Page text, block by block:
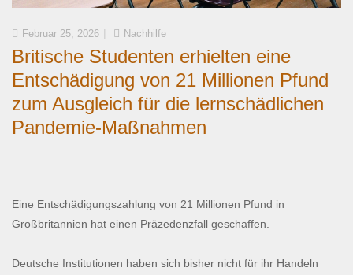
Februar 25, 2026 Nachhilfe
Britische Studenten erhielten eine
Entschädigung von 21 Millionen Pfund
zum Ausgleich für die lernschädlichen
Pandemie-Maßnahmen
Eine Entschädigungszahlung von 21 Millionen Pfund in
Großbritannien hat einen Präzedenzfall geschaffen.
Deutsche Institutionen haben sich bisher nicht für ihr Handeln